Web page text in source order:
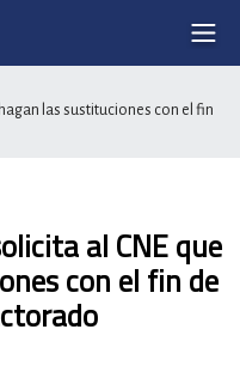
las sustituciones con el fin
al CNE que
con el fin de